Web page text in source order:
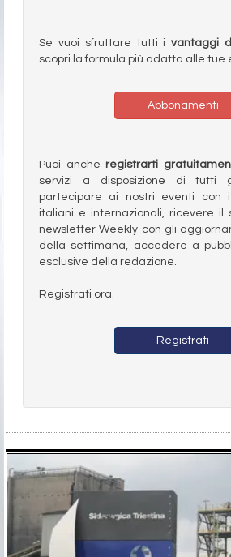
Se vuoi sfruttare tutti ivantaggi
scopri la formula più adatta alle tue
Abbonamenti
Puoi anche registrarti
servizi a disposizione di tutti
partecipare ai nostri eventi con
italiani e internazionali, ricevere il
newsletter Weekly con gli
della settimana, accedere a
esclusive della redazione.
Registrati ora.
Registrati